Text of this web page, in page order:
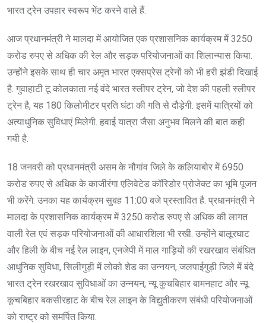
भारत ट्रेन उपहार स्वरूप भेंट करने वाले हैं.
आज प्रधानमंत्री ने मालदा में आयोजित एक प्रशासनिक कार्यक्रम में 3250
करोड रुपए से अधिक की रेल और सड़क परियोजनाओं का शिलान्यास किया.
उन्होंने इसके साथ ही चार अमृत भारत एक्सप्रेस ट्रेनों को भी हरी झंडी दिखाई
है. गुवाहाटी टू कोलकाता नई वंदे भारत स्लीपर ट्रेन, जो देश की पहली स्लीपर
ट्रेन है, यह 180 किलोमीटर प्रति घंटा की गति से दौड़ेगी. इसमें यात्रियों को
अत्याधुनिक सुविधाएं मिलेगी. हवाई यात्रा जैसा अनुभव मिलने की बात कही
गयी है.
18 जनवरी को प्रधानमंत्री असम के नौगांव जिले के कलियाबोर में 6950
करोड रुपए से अधिक के काजीरंगा एलिवेटेड कॉरिडोर प्रोजेक्ट का भूमि पूजन
भी करेंगे. उनका यह कार्यक्रम सुबह 11:00 बजे प्रस्तावित है. प्रधानमंत्री ने
मालदा के प्रशासनिक कार्यक्रम में 3250 करोड रुपए से अधिक की लागत
वाली रेल एवं सड़क परियोजनाओं की आधारशिला भी रखी. उन्होंने बालूरघाट
और हिली के बीच नई रेल लाइन, एनजेपी में माल गाड़ियों की रखरखाव संबंधित
आधुनिक सुविधा, सिलीगुड़ी में लोको शेड का उन्नयन, जलपाईगुड़ी जिले में बंदे
भारत ट्रेन रखरखाव सुविधाओं का उन्नयन, न्यू कुचबिहार बामनहाट और न्यू
कूचबिहार बकसीरहाट के बीच रेल लाइन के विद्युतीकरण संबंधी परियोजनाओं
को राष्ट्र को समर्पित किया.